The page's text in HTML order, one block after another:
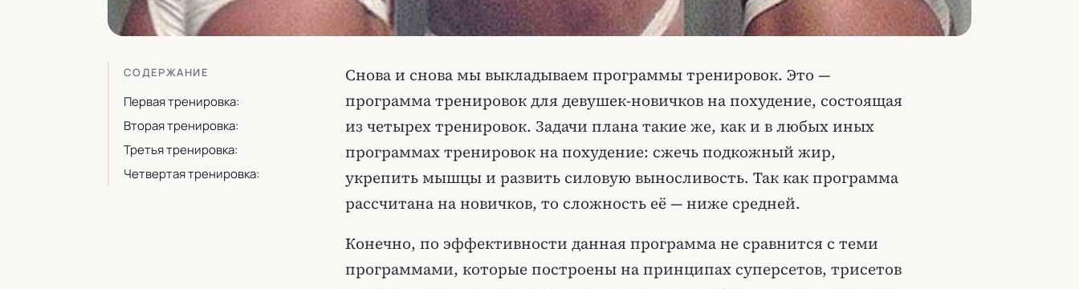
СОДЕРЖАНИЕ
Первая тренировка:
Вторая тренировка:
Третья тренировка:
Четвертая тренировка:
Снова и снова мы выкладываем программы тренировок. Это —
программа тренировок для девушек-новичков на похудение, состоящая
из четырех тренировок. Задачи плана такие же, как и в любых иных
программах тренировок на похудение: сжечь подкожный жир,
укрепить мышцы и развить силовую выносливость. Так как программа
рассчитана на новичков, то сложность её — ниже средней.
Конечно, по эффективности данная программа не сравнится с теми
программами, которые построены на принципах суперсетов, трисетов